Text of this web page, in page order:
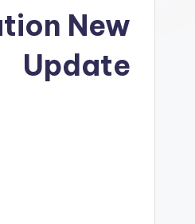
New
Update